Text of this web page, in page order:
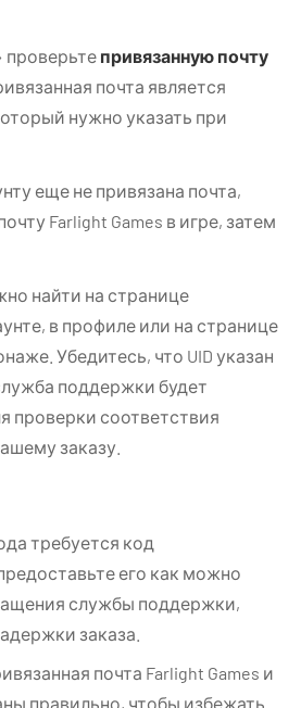
проверьте привязанную почту
почта является
нужно указать при
еще не привязана почта,
Farlight Games в игре, затем
найти на странице
в профиле или на странице
Убедитесь, что UID указан
поддержки будет
проверки соответствия
заказу.
требуется код
его как можно
службы поддержки,
заказа.
почта Farlight Games и
правильно, чтобы избежать